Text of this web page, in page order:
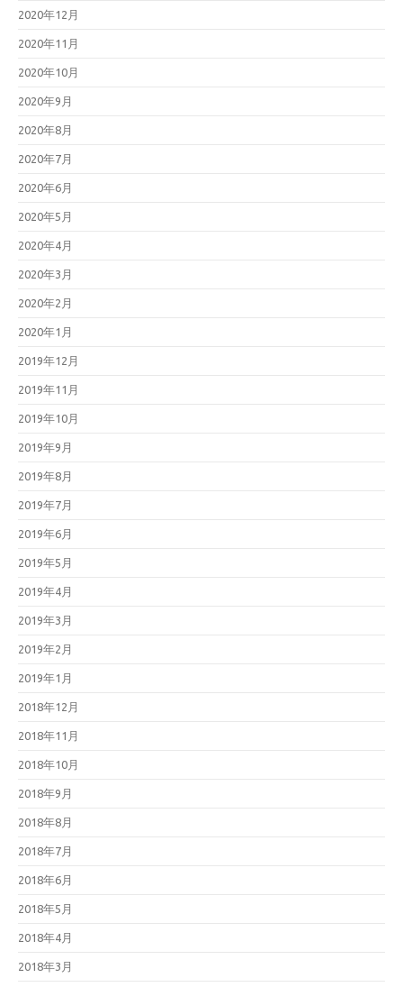
2020年12月
2020年11月
2020年10月
2020年9月
2020年8月
2020年7月
2020年6月
2020年5月
2020年4月
2020年3月
2020年2月
2020年1月
2019年12月
2019年11月
2019年10月
2019年9月
2019年8月
2019年7月
2019年6月
2019年5月
2019年4月
2019年3月
2019年2月
2019年1月
2018年12月
2018年11月
2018年10月
2018年9月
2018年8月
2018年7月
2018年6月
2018年5月
2018年4月
2018年3月